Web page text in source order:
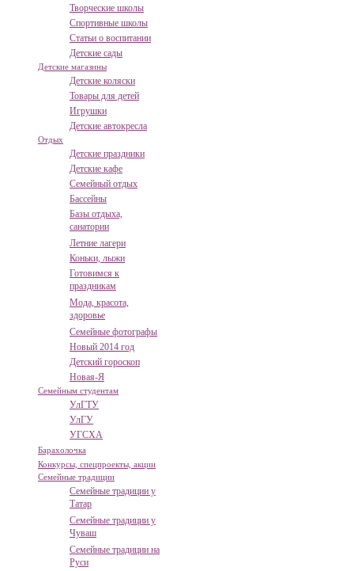
Творческие школы
Спортивные школы
Статьи о воспитании
Детские сады
Детские магазины
Детские коляски
Товары для детей
Игрушки
Детские автокресла
Отдых
Детские праздники
Детские кафе
Семейный отдых
Бассейны
Базы отдыха,
санатории
Летние лагери
Коньки, лыжи
Готовимся к
праздникам
Мода, красота,
здоровье
Семейные фотографы
Новый 2014 год
Детский гороскоп
Новая-Я
Семейным студентам
УлГТУ
УлГУ
УГСХА
Барахолочка
Конкурсы, спецпроекты, акции
Семейные традиции
Семейные традиции у
Татар
Семейные традиции у
Чуваш
Семейные традиции на
Руси